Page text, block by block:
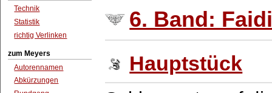
Technik
Statistik
richtig Verlinken
zum Meyers
Autorennamen
Abkürzungen
6. Band:
Hauptstück